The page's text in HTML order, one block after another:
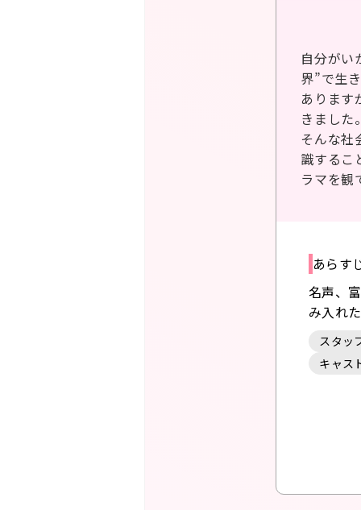
自分が
界”で生
あります
きました
そんな社
識するこ
ラマを観
あらす
名声、
み入れ
スタッ
キャス